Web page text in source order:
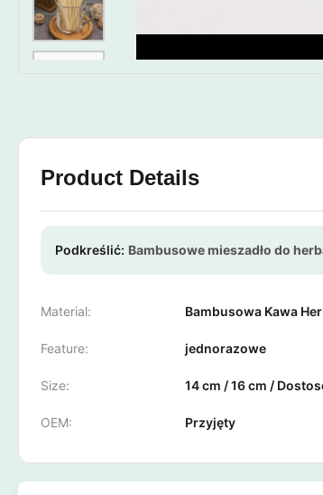
Product Details
Podkreślić: Bambusowe mieszadło do
Material: Bambusowa Kawa
Feature: jednorazowe
Size: 14 cm / 16 cm /
OEM: Przyjęty